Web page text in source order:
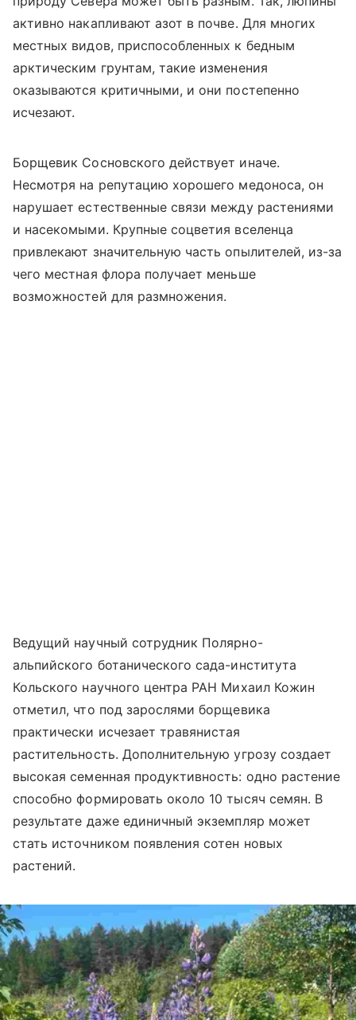
активно накапливают азот в почве. Для многих
местных видов, приспособленных к бедным
арктическим грунтам, такие изменения
оказываются критичными, и они постепенно
исчезают.
Борщевик Сосновского действует иначе.
Несмотря на репутацию хорошего медоноса, он
нарушает естественные связи между растениями
и насекомыми. Крупные соцветия вселенца
привлекают значительную часть опылителей, из-за
чего местная флора получает меньше
возможностей для размножения.
Ведущий научный сотрудник Полярно-
альпийского ботанического сада-института
Кольского научного центра РАН Михаил Кожин
отметил, что под зарослями борщевика
практически исчезает травянистая
растительность. Дополнительную угрозу создает
высокая семенная продуктивность: одно растение
способно формировать около 10 тысяч семян. В
результате даже единичный экземпляр может
стать источником появления сотен новых
растений.